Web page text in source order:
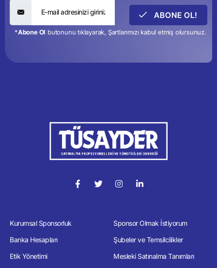
ABONE OL!
*Abone Ol butonunu tıklayarak, Şartlarımızı kabul etmiş olursunuz.
Kurumsal Sponsorluk
Banka Hesapları
Etik Yönetimi
Sponsor Olmak İstiyorum
Şubeler ve Temsilcilikler
Mesleki Satınalma Tanımları